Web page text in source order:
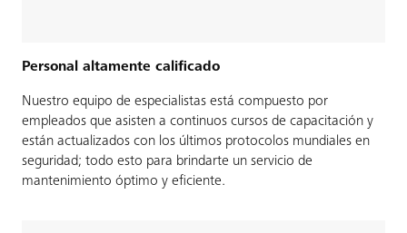
Personal altamente calificado
Nuestro equipo de especialistas está compuesto por
empleados que asisten a continuos cursos de capacitación y
están actualizados con los últimos protocolos mundiales en
seguridad; todo esto para brindarte un servicio de
mantenimiento óptimo y eficiente.